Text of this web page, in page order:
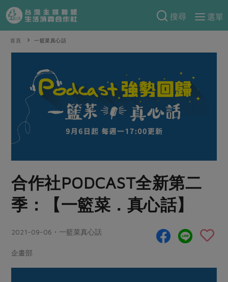
搜尋
選單
產品分類
當令水果
芽苗類 蕈菇類
辛香料類
奶蛋豆・五穀
蛋 乳製品
豆製品 米麵雜糧
肉品・水產
畜產肉類
水畜加工品
米食
麵食
肉食
海鮮
常備菜
蔬食
蛋料理
料理方式
烘焙．點心
特別企畫
預購活動
把最好的台灣味帶回家！
更多預購活動
合作25-精選產品第四彈
綠主張
觀點文章
主婦食堂 一籃菜真心話
社內大小事 合作聯合國
產品故事 生活提案
樂齡生活 親子食育
廚房瑜伽
關於合作社
關於我們
合作社組織
產品檢驗
首頁 一籃菜真心話
合作社PODCAST全新第二
季：【一籃菜．真心話】
2021-09-06・一籃菜真心話
企畫部